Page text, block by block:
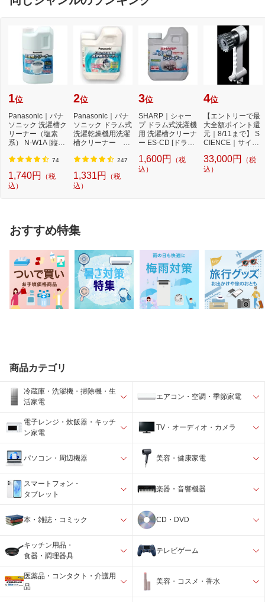
1位
Panasonic｜パナ
ソニック 洗濯槽ク
リーナー（塩素
系） N-W1A [縦型
系...
74
1,740円
（税
込）
2位
Panasonic｜パナ
ソニック ドラム式
洗濯乾燥機用洗濯
槽クリーナー N-
濯...
247
1,331円
（税
込）
3位
SHARP｜シャー
プ ドラム式洗濯機
用 洗濯槽クリーナ
ー ES-CD [ドラム
1,600円
（税
込）
4位
【エントリーで最
大全額ポイント還
元｜8/11まで】 S
CIENCE｜サイエ
ッ...
33,000円
（税
込）
おすすめ特集
商品カテゴリ
冷蔵庫・洗濯機・掃除機・生
活家電
エアコン・空調・季節家電
電子レンジ・炊飯器・キッチ
ン家電
TV・オーディオ・カメラ
パソコン・周辺機器 美容・健康家電
スマートフォン・
タブレット
楽器・音響機器
本・雑誌・コミック CD・DVD
キッチン用品・
食器・調理器具
テレビゲーム
医薬品・コンタクト・介護用
品
美容・コスメ・香水